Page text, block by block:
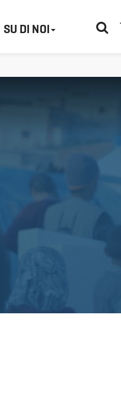
SU DI NOI